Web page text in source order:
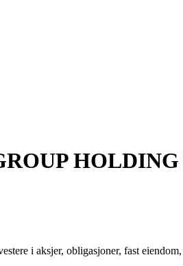
HOLDING
i aksjer, obligasjoner, fast